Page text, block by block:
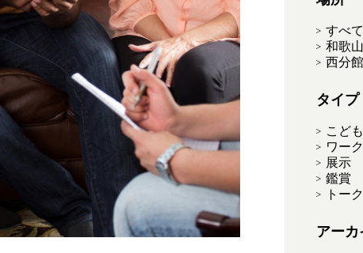
すべて
和歌
西分館
タイプ
こども
ワー
展示
鑑賞
トー
アーカ